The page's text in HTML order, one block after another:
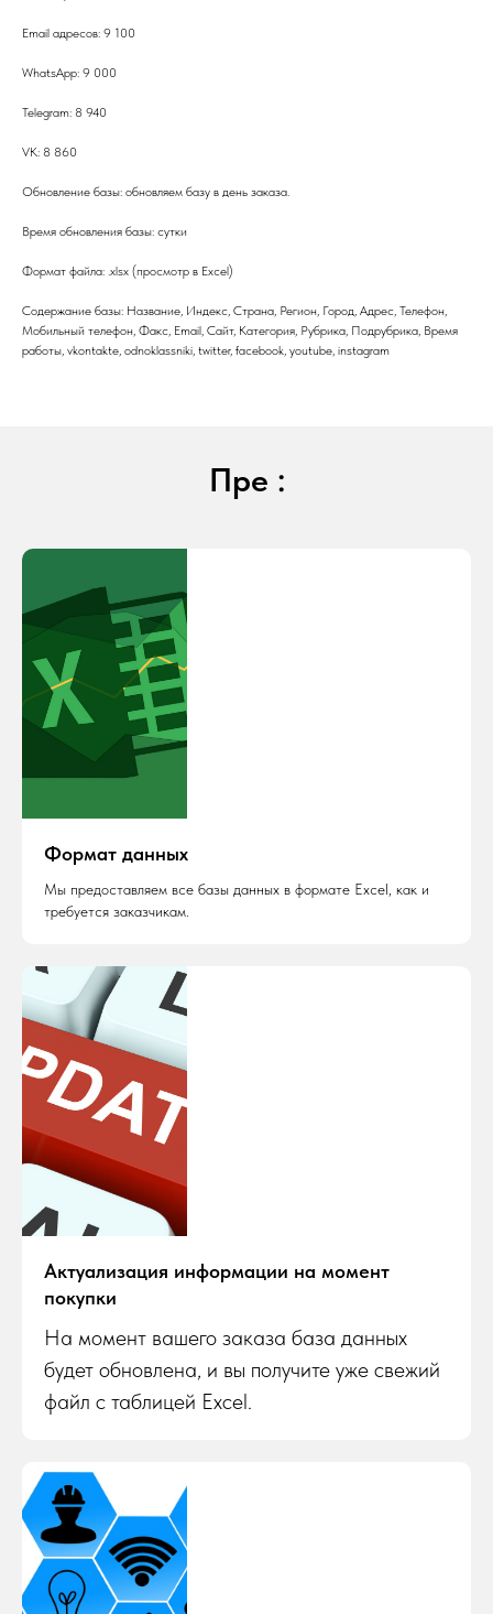
Email адресов: 9 100
WhatsApp: 9 000
Telegram: 8 940
VK: 8 860
Обновление базы: обновляем базу в день заказа.
Время обновления базы: сутки
Формат файла: .xlsx (просмотр в Excel)
Содержание базы: Название, Индекс, Страна, Регион, Город, Адрес, Телефон,
Мобильный телефон, Факс, Email, Сайт, Категория, Рубрика, Подрубрика, Время
работы, vkontakte, odnoklassniki, twitter, facebook, youtube, instagram
Пре :
Формат данных
Мы предоставляем все базы данных в формате Excel, как и
требуется заказчикам.
Актуализация информации на момент
покупки
На момент вашего заказа база данных
будет обновлена, и вы получите уже свежий
файл с таблицей Excel.